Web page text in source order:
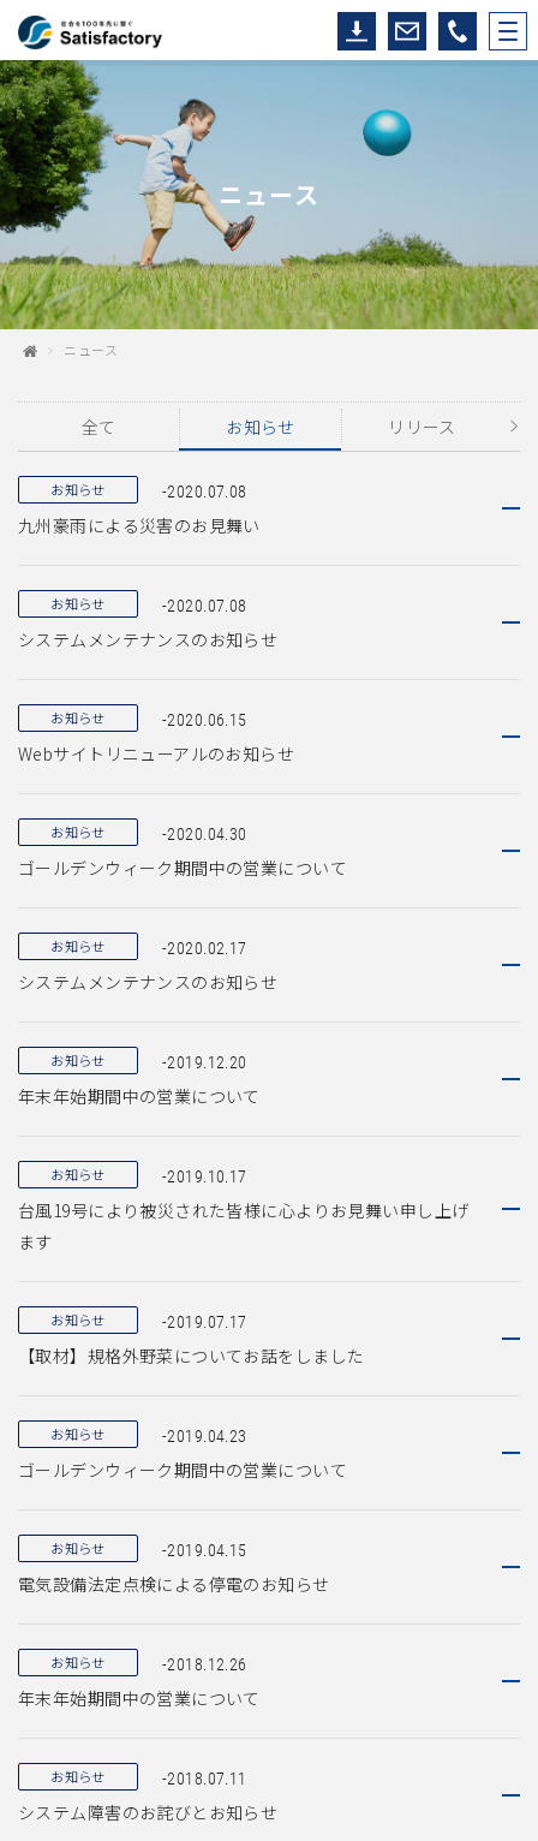
ニュース
ニュース
全て お知らせ リリース
お知らせ -2020.07.08
九州豪雨による災害のお見舞い
お知らせ -2020.07.08
システムメンテナンスのお知らせ
お知らせ -2020.06.15
Webサイトリニューアルのお知らせ
お知らせ -2020.04.30
ゴールデンウィーク期間中の営業について
お知らせ -2020.02.17
システムメンテナンスのお知らせ
お知らせ -2019.12.20
年末年始期間中の営業について
お知らせ -2019.10.17
台風19号により被災された皆様に心よりお見舞い申し上げ
ます
お知らせ -2019.07.17
【取材】規格外野菜についてお話をしました
お知らせ -2019.04.23
ゴールデンウィーク期間中の営業について
お知らせ -2019.04.15
電気設備法定点検による停電のお知らせ
お知らせ -2018.12.26
年末年始期間中の営業について
お知らせ -2018.07.11
システム障害のお詫びとお知らせ